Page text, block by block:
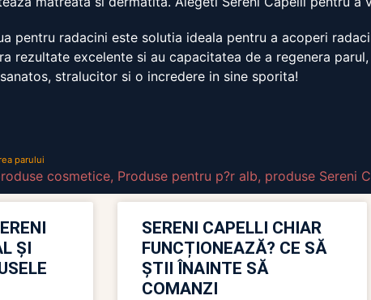
pentru radacini este solutia ideala pentru a acoperi
rezultate excelente si au capacitatea de a regenera
stralucitor si o incredere in sine sporita!
parului
cosmetice, Produse pentru p?r alb, produse Sereni
ȘI
SERENI CAPELLI CHIAR
FUNCȚIONEAZĂ? CE SĂ
ȘTII ÎNAINTE SĂ
COMANZI